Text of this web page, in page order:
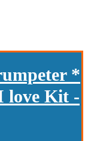
*
love Kit -